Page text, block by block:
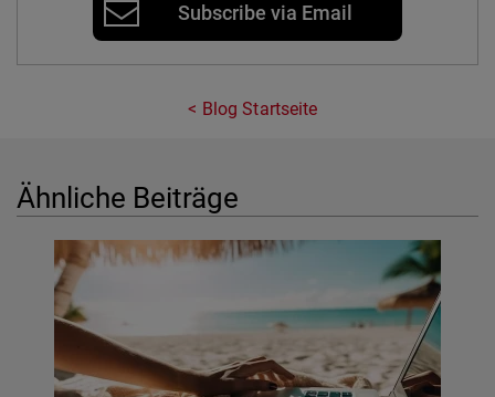
Subscribe via Email
Blog Startseite
Ähnliche Beiträge